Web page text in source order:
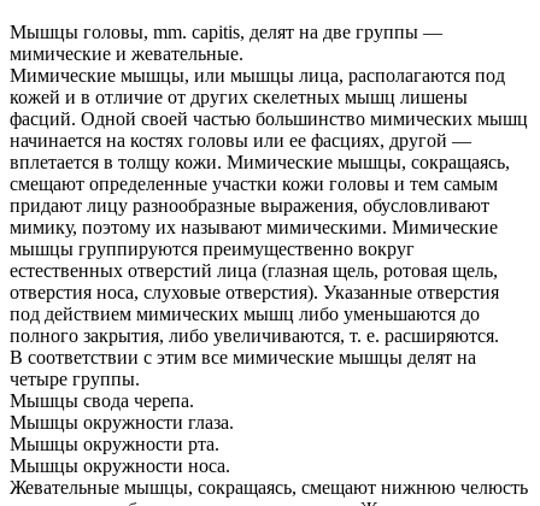
Мышцы головы, mm. capitis, делят на две группы —
мимические и жевательные.
Мимические мышцы, или мышцы лица, располагаются под
кожей и в отличие от других скелетных мышц лишены
фасций. Одной своей частью большинство мимических мышц
начинается на костях головы или ее фасциях, другой —
вплетается в толщу кожи. Мимические мышцы, сокращаясь,
смещают определенные участки кожи головы и тем самым
придают лицу разнообразные выражения, обусловливают
мимику, поэтому их называют мимическими. Мимические
мышцы группируются преимущественно вокруг
естественных отверстий лица (глазная щель, ротовая щель,
отверстия носа, слуховые отверстия). Указанные отверстия
под действием мимических мышц либо уменьшаются до
полного закрытия, либо увеличиваются, т. е. расширяются.
В соответствии с этим все мимические мышцы делят на
четыре группы.
Мышцы свода черепа.
Мышцы окружности глаза.
Мышцы окружности рта.
Мышцы окружности носа.
Жевательные мышцы, сокращаясь, смещают нижнюю челюсть